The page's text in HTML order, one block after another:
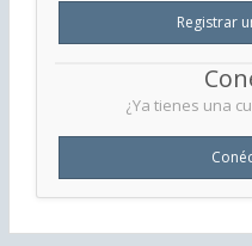
Registrar
¿Ya tienes una